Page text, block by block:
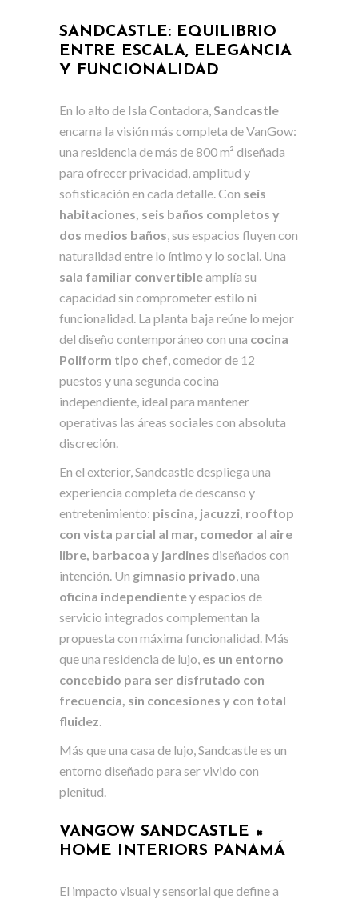
SANDCASTLE: EQUILIBRIO
ENTRE ESCALA, ELEGANCIA
Y FUNCIONALIDAD
En lo alto de Isla Contadora,Sandcastle
encarna la visión más completa de VanGow:
una residencia de más de 800 m² diseñada
para ofrecer privacidad, amplitud y
sofisticación en cada detalle. Con seis
habitaciones, seis baños completos y
dos medios baños, sus espacios fluyen con
naturalidad entre lo íntimo y lo social. Una
sala familiar convertibleamplía su
capacidad sin comprometer estilo ni
funcionalidad. La planta baja reúne lo mejor
del diseño contemporáneo con una cocina
Poliform tipo chef, comedor de 12
puestos y una segunda cocina
independiente, ideal para mantener
operativas las áreas sociales con absoluta
discreción.
En el exterior, Sandcastle despliega una
experiencia completa de descanso y
entretenimiento: piscina, jacuzzi, rooftop
con vista parcial al mar, comedor al aire
libre, barbacoa y jardines diseñados con
intención. Un gimnasio privado, una
oficina independientey espacios de
servicio integrados complementan la
propuesta con máxima funcionalidad. Más
que una residencia de lujo, es un entorno
concebido para ser disfrutado con
frecuencia, sin concesiones y con total
fluidez.
Más que una casa de lujo, Sandcastle es un
entorno diseñado para ser vivido con
plenitud.
VANGOW SANDCASTLE ×
HOME INTERIORS PANAMÁ
El impacto visual y sensorial que define a